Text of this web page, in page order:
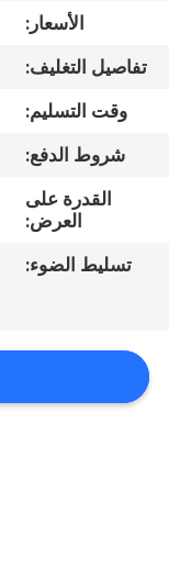
في
المعمل
ضبط
الجودة
اتصل
أخبار
الأسعار:
تفاصيل التغليف:
وقت التسليم:
شروط الدفع:
القدرة على
العرض:
تسليط الضوء: